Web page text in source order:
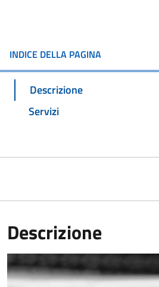
INDICE DELLA PAGINA
Descrizione
Servizi
Descrizione